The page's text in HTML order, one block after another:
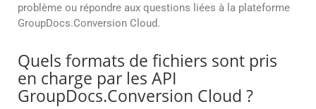
problème ou répondre aux questions liées à la plateforme
GroupDocs.Conversion Cloud.
Quels formats de fichiers sont pris
en charge par les API
GroupDocs.Conversion Cloud ?